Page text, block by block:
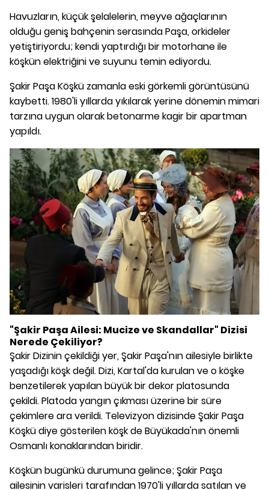
Havuzların, küçük şelalelerin, meyve ağaçlarının
olduğu geniş bahçenin serasında Paşa, orkideler
yetiştiriyordu; kendi yaptırdığı bir motorhane ile
köşkün elektriğini ve suyunu temin ediyordu.
Şakir Paşa Köşkü zamanla eski görkemli görüntüsünü
kaybetti. 1980'li yıllarda yıkılarak yerine dönemin mimari
tarzına uygun olarak betonarme kagir bir apartman
yapıldı.
"Şakir Paşa Ailesi: Mucize ve Skandallar" Dizisi
Nerede Çekiliyor?
Şakir Dizinin çekildiği yer, Şakir Paşa'nın ailesiyle birlikte
yaşadığı köşk değil. Dizi, Kartal'da kurulan ve o köşke
benzetilerek yapılan büyük bir dekor platosunda
çekildi. Platoda yangın çıkması üzerine bir süre
çekimlere ara verildi. Televizyon dizisinde Şakir Paşa
Köşkü diye gösterilen köşk de Büyükada'nın önemli
Osmanlı konaklarından biridir.
Köşkün bugünkü durumuna gelince; Şakir Paşa
ailesinin varisleri tarafından 1970'li yıllarda satılan ve